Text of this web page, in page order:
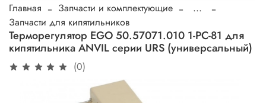
Главная Запчасти и комплектующие
...
Запчасти для кипятильников
Терморегулятор EGO 50.57071.010 1-PC-81 для
кипятильника ANVIL серии URS (универсальный)
(0)